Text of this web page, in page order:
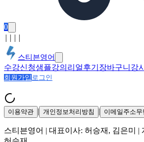
0
스티븐영어
수강신청샘플강의 리얼후기 장바구니 강
회원가입 로그인
이용약관 | 개인정보처리방침 | 이메일주소
스티븐영어 | 대표이사: 허승재, 김은미
|